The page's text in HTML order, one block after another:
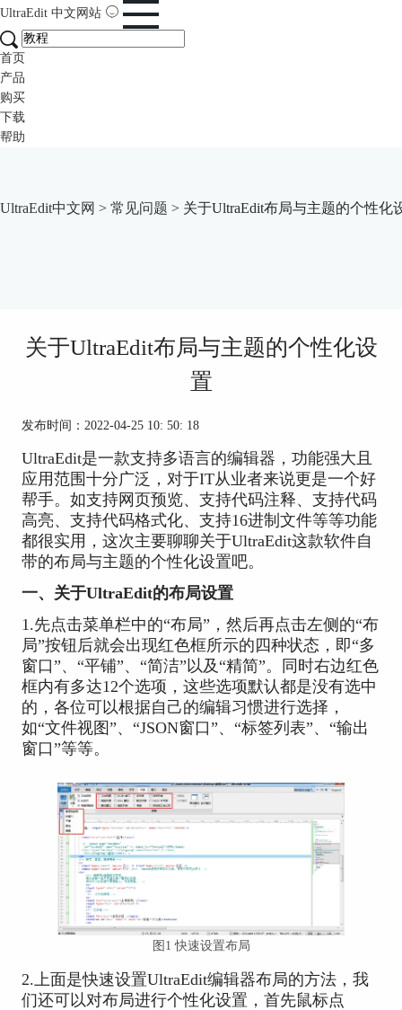
UltraEdit 中文网站
首页
产品
购买
下载
帮助
UltraEdit中文网 > 常见问题 > 关于UltraEdit布局与主题的个性化
关于UltraEdit布局与主题的个性化设
置
发布时间：2022-04-25 10: 50: 18
UltraEdit是一款支持多语言的编辑器，功能强大且
应用范围十分广泛，对于IT从业者来说更是一个好
帮手。如支持网页预览、支持代码注释、支持代码
高亮、支持代码格式化、支持16进制文件等等功能
都很实用，这次主要聊聊关于UltraEdit这款软件自
带的布局与主题的个性化设置吧。
一、关于UltraEdit的布局设置
1.先点击菜单栏中的“布局”，然后再点击左侧的“布
局”按钮后就会出现红色框所示的四种状态，即“多
窗口”、“平铺”、“简洁”以及“精简”。同时右边红色
框内有多达12个选项，这些选项默认都是没有选中
的，各位可以根据自己的编辑习惯进行选择，
如“文件视图”、“JSON窗口”、“标签列表”、“输出
窗口”等等。
图1 快速设置布局
2.上面是快速设置UltraEdit编辑器布局的方法，我
们还可以对布局进行个性化设置，首先鼠标点